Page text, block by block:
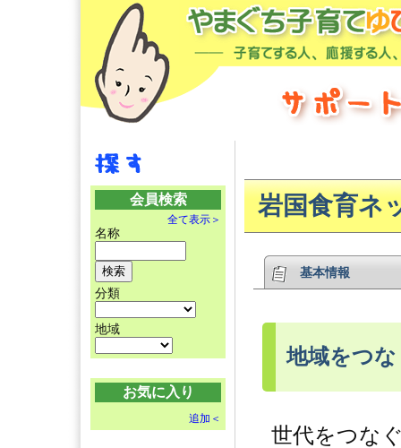
会員検索
全て表示＞
名称
分類
地域
お気に入り
追加＜
岩国食育ネ
基本情報
地域をつ
世代をつな